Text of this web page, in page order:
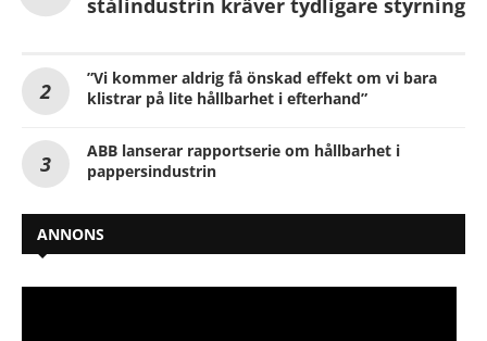
stålindustrin kräver tydligare styrning
”Vi kommer aldrig få önskad effekt om vi bara
klistrar på lite hållbarhet i efterhand”
ABB lanserar rapportserie om hållbarhet i
pappersindustrin
ANNONS